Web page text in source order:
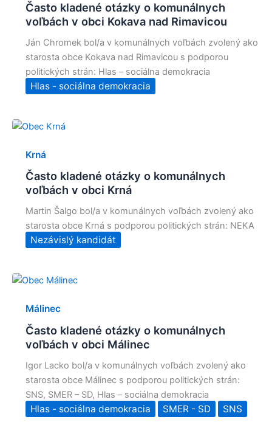
Často kladené otázky o komunálnych
voľbách v obci Kokava nad Rimavicou
Ján Chromek bol/a v komunálnych voľbách zvolený ako
starosta obce Kokava nad Rimavicou s podporou
politických strán: Hlas – sociálna demokracia
Hlas - sociálna demokracia
Krná
Často kladené otázky o komunálnych
voľbách v obci Krná
Martin Šalgo bol/a v komunálnych voľbách zvolený ako
starosta obce Krná s podporou politických strán: NEKA
Nezávislý kandidát
Málinec
Často kladené otázky o komunálnych
voľbách v obci Málinec
Igor Lacko bol/a v komunálnych voľbách zvolený ako
starosta obce Málinec s podporou politických strán:
SNS, SMER – SD, Hlas – sociálna demokracia
Hlas - sociálna demokracia SMER - SD SNS